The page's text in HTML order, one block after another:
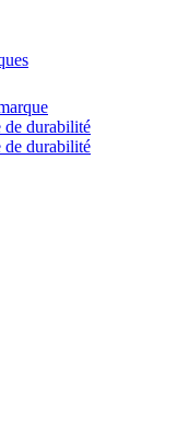
de durabilité
de durabilité